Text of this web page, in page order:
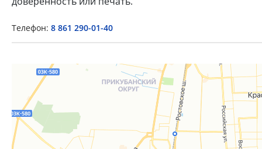
Телефон: 8 861 290-01-40